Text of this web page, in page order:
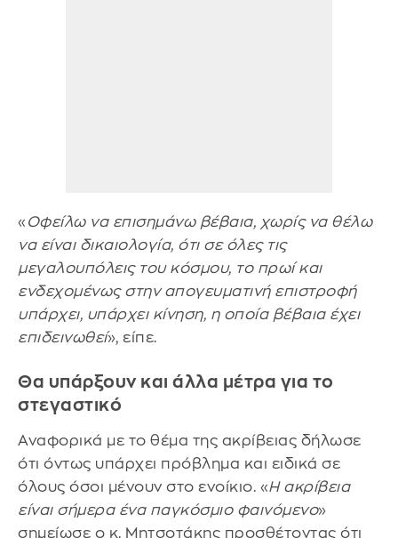
« Οφείλω να επισημάνω βέβαια, χωρίς να θέλω
να είναι δικαιολογία, ότι σε όλες τις
μεγαλουπόλεις του κόσμου, το πρωί και
ενδεχομένως στην απογευματινή επιστροφή
υπάρχει, υπάρχει κίνηση, η οποία βέβαια έχει
επιδεινωθεί», είπε.
Θα υπάρξουν και άλλα μέτρα για το
στεγαστικό
Αναφορικά με το θέμα της ακρίβειας δήλωσε
ότι όντως υπάρχει πρόβλημα και ειδικά σε
όλους όσοι μένουν στο ενοίκιο. «Η ακρίβεια
είναι σήμερα ένα παγκόσμιο φαινόμενο»
σημείωσε ο κ. Μητσοτάκης προσθέτοντας ότι